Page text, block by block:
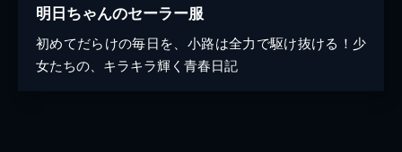
明日ちゃんのセーラー服
初めてだらけの毎日を、小路は全力で駆け抜ける！少
女たちの、キラキラ輝く青春日記